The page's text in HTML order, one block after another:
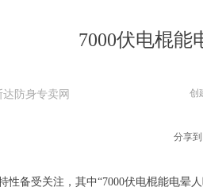
7000伏电棍能
性备受关注，其中“7000伏电棍能电
分享到
创
防身专卖网